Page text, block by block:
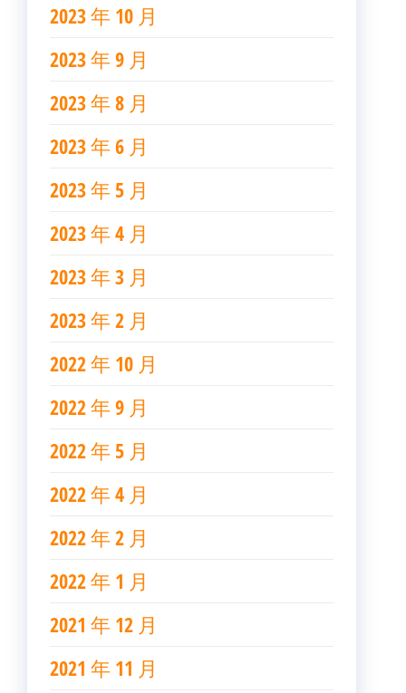
2023 年 10 月
2023 年 9 月
2023 年 8 月
2023 年 6 月
2023 年 5 月
2023 年 4 月
2023 年 3 月
2023 年 2 月
2022 年 10 月
2022 年 9 月
2022 年 5 月
2022 年 4 月
2022 年 2 月
2022 年 1 月
2021 年 12 月
2021 年 11 月